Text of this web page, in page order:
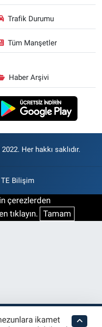
Trafik Durumu
Tüm Manşetler
Haber Arşivi
Her hakkı saklıdır.
TE Bilişim
çerezlerden
tıklayın. Tamam
ikamet